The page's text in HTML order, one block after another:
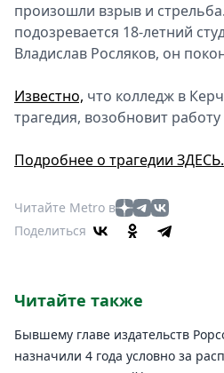
произошли взрыв и
подозревается 18-летний
Владислав Росляков, он
Известно, что колледж в
трагедия, возобновит работу
Подробнее о трагедии ЗДЕСЬ.
Читайте Metro в
Поделиться
Читайте также
Бывшему главе издательств
назначили 4 года условно за